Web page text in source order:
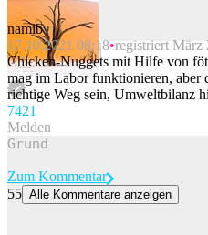
Beitrag melden
namib
17.10.2021 08:18 registriert März
Chicken-Nuggets mit Hilfe von
mag im Labor funktionieren, aber
richtige Weg sein, Umweltbilanz
7421
Melden
Zum Kommentar
55 Alle Kommentare anzeigen